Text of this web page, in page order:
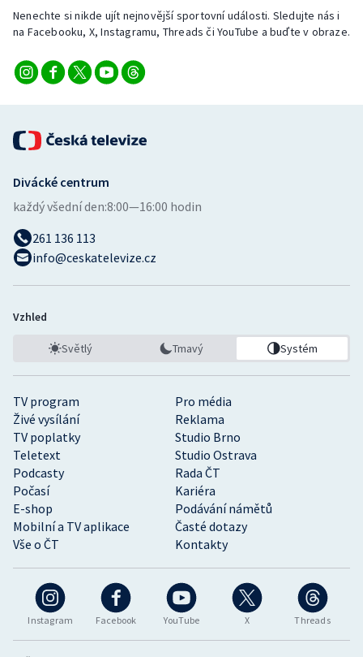
Veslování
Vodní slalom
Ostatní
Nenechte si nikde ujít nejnovější sportovní události. Sledujte nás i
na Facebooku, X, Instagramu, Threads či YouTube a buďte v obraze.
Instagram Facebook YouTube X Threads
TV program
Pro média
Živé vysílání
Reklama
TV poplatky
Studio Brno
Teletext
Studio Ostrava
Podcasty
Rada ČT
Počasí
Kariéra
E-shop
Podávání námětů
Mobilní a TV aplikace
Časté dotazy
Vše o ČT
Kontakty
Divácké centrum
každý všední den:8:00—16:00 hodin
261 136 113
info@ceskatelevize.cz
Vzhled
Světlý Tmavý Systém